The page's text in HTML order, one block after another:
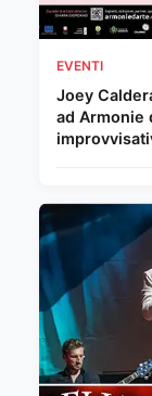
EVENTI
Joey
ad Armonie